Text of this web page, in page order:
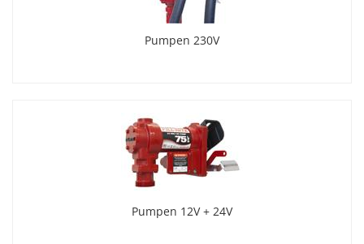
Pumpen 230V
Pumpen 12V + 24V